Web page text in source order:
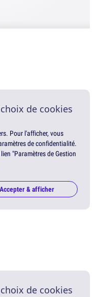
de cookies
Pour l'afficher, vous
de confidentialité.
"Paramètres de Gestion
Accepter & afficher
de cookies